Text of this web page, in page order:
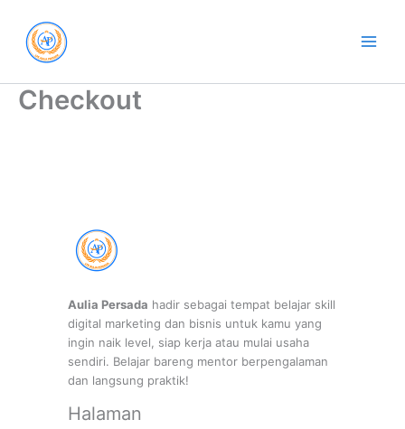
content
Checkout
Aulia Persada hadir sebagai tempat belajar skill
digital marketing dan bisnis untuk kamu yang
ingin naik level, siap kerja atau mulai usaha
sendiri. Belajar bareng mentor berpengalaman
dan langsung praktik!
Halaman